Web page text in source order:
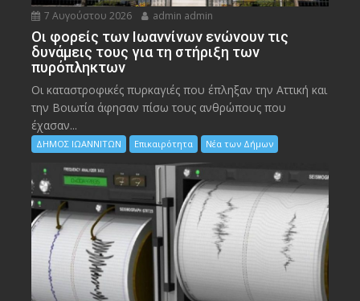
7 Αυγούστου 2026 admin admin
Οι φορείς των Ιωαννίνων ενώνουν τις
δυνάμεις τους για τη στήριξη των
πυρόπληκτων
Οι καταστροφικές πυρκαγιές που έπληξαν την Αττική και
την Bοιωτία άφησαν πίσω τους ανθρώπους που
έχασαν...
ΔΗΜΟΣ ΙΩΑΝΝΙΤΩΝ Επικαιρότητα Νέα των Δήμων